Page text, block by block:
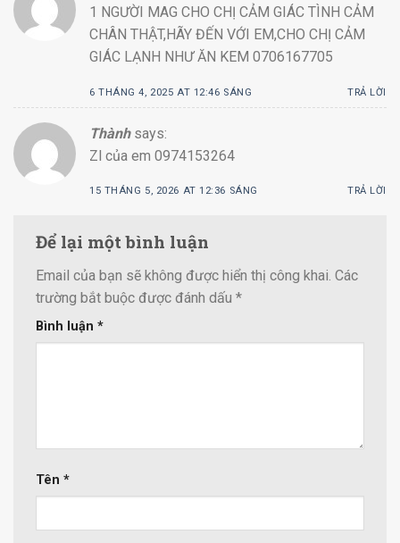
1 NGƯỜI MAG CHO CHỊ CẢM GIÁC TÌNH CẢM
CHÂN THẬT,HÃY ĐẾN VỚI EM,CHO CHỊ CẢM
GIÁC LẠNH NHƯ ĂN KEM 0706167705
6 THÁNG 4, 2025 AT 12:46 SÁNG TRẢ LỜI
Thành says:
Zl của em 0974153264
15 THÁNG 5, 2026 AT 12:36 SÁNG TRẢ LỜI
Để lại một bình luận
Email của bạn sẽ không được hiển thị công khai. Các
trường bắt buộc được đánh dấu *
Bình luận *
Tên *